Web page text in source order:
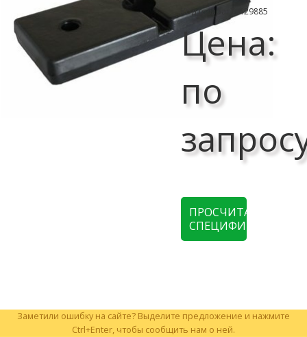
Код товара: Тит29885
Цена:
по
ПРОСЧИТАТЬ
СПЕЦИФИКАЦИЮ
Заметили ошибку на сайте? Выделите предложение и нажмите
Ctrl+Enter, чтобы сообщить нам о ней.